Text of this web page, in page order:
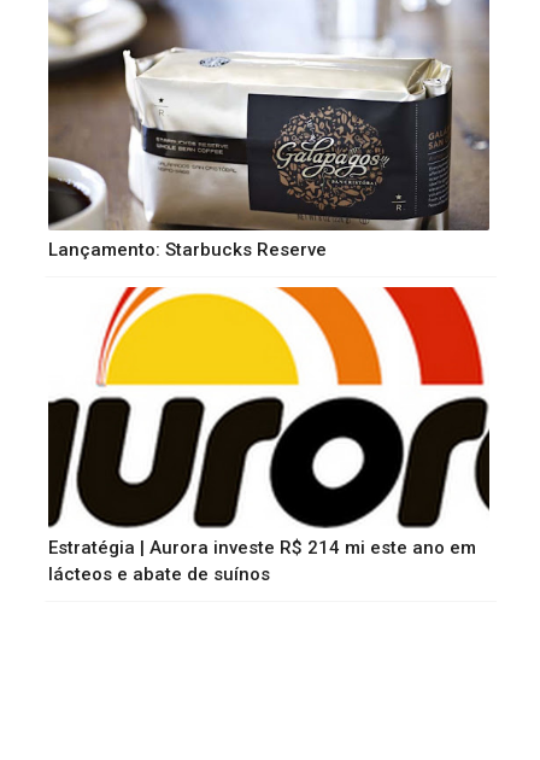
Lançamento: Starbucks Reserve
Estratégia | Aurora investe R$ 214 mi este ano em
lácteos e abate de suínos